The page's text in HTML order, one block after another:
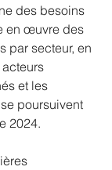
des besoins
en œuvre des
par secteur, en
et les
poursuivent
2024.